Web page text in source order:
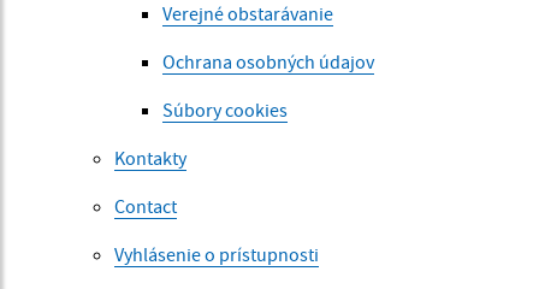
Verejné obstarávanie
Ochrana osobných údajov
Súbory cookies
Kontakty
Contact
Vyhlásenie o prístupnosti